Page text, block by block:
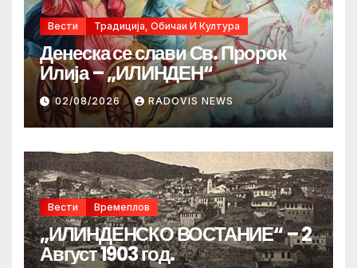
Вести Традиција, Обичаи И Култура
Денеска се слави Св. Пророк
Илија – „ИЛИНДЕН“
02/08/2026 RADOVIS NEWS
Вести Времеплов
„ИЛИНДЕНСКО ВОСТАНИЕ“ – 2
Август 1903 год.